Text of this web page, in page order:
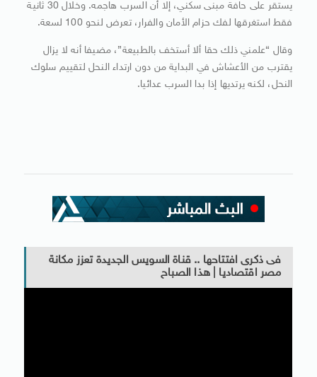
يستقر على ​حافة ⁠مبنى سكني، إلا أن السرب هاجمه. وخلال 30 ثانية
فقط استغرقها لفك حزام الأمان والفرار، تعرض لنحو 100 لسعة.
وقال “علمني ذلك حقا ألا أستخف ⁠بالطبيعة”، ​مضيفا أنه لا يزال
يقترب من الأعشاش ​في البداية من دون ارتداء النحل لتقييم سلوك
النحل، لكنه يرتديها إذا بدا السرب ​عدائيا.
فى ذكرى افتتاحها .. قناة السويس الجديدة تعزز مكانة
مصر اقتصاديا | هذا الصباح